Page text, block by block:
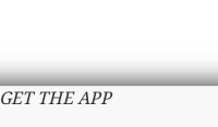
GET THE APP